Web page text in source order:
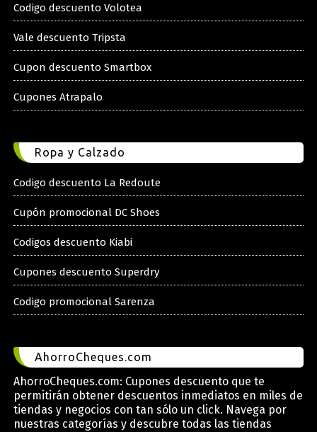
Codigo descuento Volotea
Vale descuento Tripsta
Cupon descuento Smartbox
Cupones Atrapalo
Ropa y Calzado
Codigo descuento La Redoute
Cupón promocional DC Shoes
Codigos descuento Kiabi
Cupones descuento Superdry
Codigo promocional Sarenza
AhorroCheques.com
AhorroCheques.com: Cupones descuento que te
permitirán obtener descuentos inmediatos en miles de
tiendas y negocios con tan sólo un click. Navega por
nuestras categorías y descubre todas las tiendas